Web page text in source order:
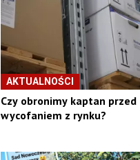
AKTUALNOŚCI
Czy obronimy kaptan przed
wycofaniem z rynku?